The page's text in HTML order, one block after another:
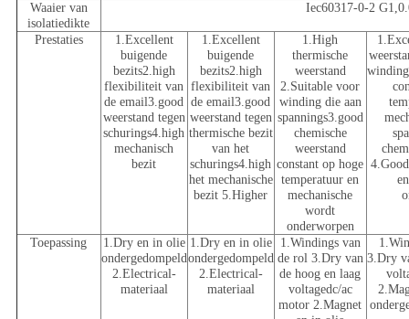
Waaier van
isolatiedikte
Iec60317-0-2
Prestaties
1.Excellent
buigende
bezits2.high
flexibiliteit van
de email3.good
weerstand tegen
schurings4.high
mechanisch
bezit
1.Excellent
buigende
bezits2.high
flexibiliteit van
de email3.good
weerstand tegen
thermische bezit
van het
schurings4.high
het mechanische
bezit 5.Higher
1.High
thermische
weerstand
2.Suitable voor
winding die aan
spannings3.good
chemische
weerstand
constant op hoge
temperatuur en
mechanische
wordt
onderworpen
Toepassing
1.Dry en in olie
ondergedompeld
2.Electrical-
materiaal
1.Dry en in olie
ondergedompeld
2.Electrical-
materiaal
1.Windings van
de rol 3.Dry van
de hoog en laag
voltagedc/ac
motor 2.Magnet
3.Dry